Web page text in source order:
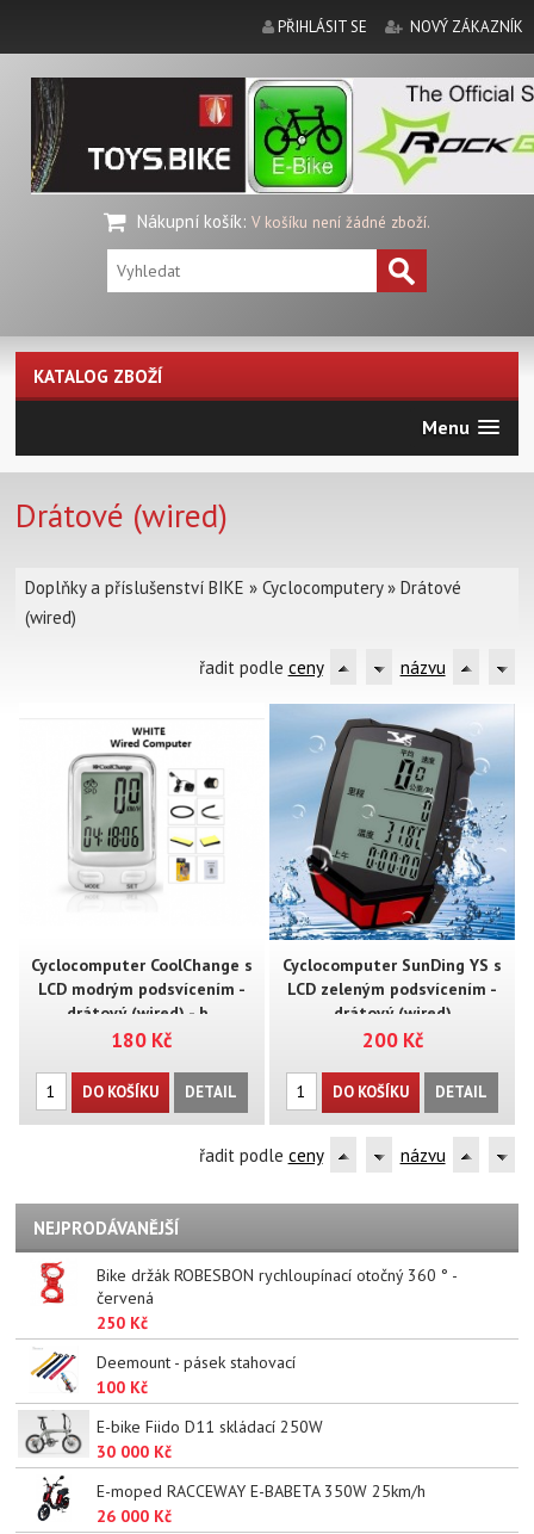
PŘIHLÁSIT SE NOVÝ ZÁKAZNÍK
Nákupní košík: V košíku není žádné zboží.
KATALOG ZBOŽÍ
Menu
Drátové (wired)
Doplňky a příslušenství BIKE »Cyclocomputery»Drátové
(wired)
řadit podle ceny názvu
Cyclocomputer CoolChange s
LCD modrým podsvícením -
drátový (wired) - b..
180 Kč
DO KOŠÍKU DETAIL
Cyclocomputer SunDing YS s
LCD zeleným podsvícením -
drátový (wired)
200 Kč
DO KOŠÍKU DETAIL
řadit podle ceny názvu
NEJPRODÁVANĚJŠÍ
Bike držák ROBESBON rychloupínací otočný 360 ° -
červená
250 Kč
Deemount - pásek stahovací
100 Kč
E-bike Fiido D11 skládací 250W
30 000 Kč
E-moped RACCEWAY E-BABETA 350W 25km/h
26 000 Kč